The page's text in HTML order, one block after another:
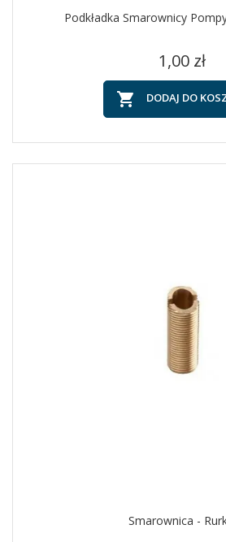
Podkładka Smarownicy
Cena
1,00 zł
 DODAJ DO
Smarownica -